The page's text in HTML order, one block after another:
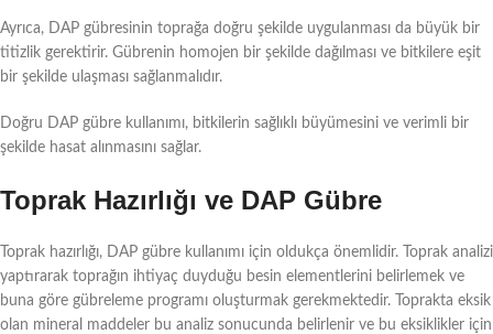
Ayrıca, DAP gübresinin toprağa doğru şekilde uygulanması da büyük bir
titizlik gerektirir. Gübrenin homojen bir şekilde dağılması ve bitkilere eşit
bir şekilde ulaşması sağlanmalıdır.
Doğru DAP gübre kullanımı, bitkilerin sağlıklı büyümesini ve verimli bir
şekilde hasat alınmasını sağlar.
Toprak Hazırlığı ve DAP Gübre
Toprak hazırlığı, DAP gübre kullanımı için oldukça önemlidir. Toprak analizi
yaptırarak toprağın ihtiyaç duyduğu besin elementlerini belirlemek ve
buna göre gübreleme programı oluşturmak gerekmektedir. Toprakta eksik
olan mineral maddeler bu analiz sonucunda belirlenir ve bu eksiklikler için